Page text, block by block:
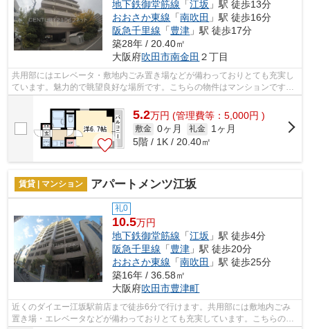
地下鉄御堂筋線 「江坂 」駅 徒歩13分
おおさか東線 「南吹田 」駅 徒歩16分
阪急千里線 「豊津 」駅 徒歩17分
築28年 / 20.40㎡
大阪府吹田市南金田 ２丁目
共用部にはエレベータ・敷地内ごみ置き場などが備わっておりとても充実し
ています。魅力的で眺望良好な場所です。こちらの物件はマンションです。
目的に応じて駅を選べることが、2駅利...
5.2万円 (管理費等：5,000円 )
敷金 0ヶ月 礼金
1ヶ月
5階 / 1K / 20.40㎡
賃貸 | マンション アパートメンツ江坂
礼0
10.5万円
地下鉄御堂筋線 「江坂 」駅 徒歩4分
阪急千里線 「豊津 」駅 徒歩20分
おおさか東線 「南吹田 」駅 徒歩25分
築16年 / 36.58㎡
大阪府吹田市豊津町
近くのダイエー江坂駅前店まで徒歩6分で行けます。共用部には敷地内ごみ
置き場・エレベータなどが備わっておりとても充実しています。こちらの物